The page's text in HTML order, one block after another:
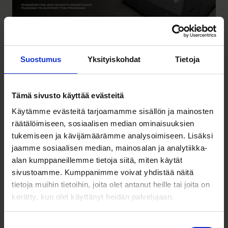
Suostumus Yksityiskohdat Tietoja
Tämä sivusto käyttää evästeitä
Käytämme evästeitä tarjoamamme sisällön ja mainosten
räätälöimiseen, sosiaalisen median ominaisuuksien
tukemiseen ja kävijämäärämme analysoimiseen. Lisäksi
jaamme sosiaalisen median, mainosalan ja analytiikka-
alan kumppaneillemme tietoja siitä, miten käytät
sivustoamme. Kumppanimme voivat yhdistää näitä
tietoja muihin tietoihin, joita olet antanut heille tai joita on
kerätty, kun olet käyttänyt heidän palvelujaan.
Varjolta uusi XR-tuotesarja,
miljoonan T&K-hanke
Ammattikäyttöön tarkoitettujen VR- ja XR-lasien
ja -ympäristöjen valmistaja Varjo ja saksalainen
Rheinmetall ovat käynnistäneet yhteistyön:
Varjon uusi XR-4-sarja otetaan käyttöön
Rheinmetallin ajosimulaattoreissa, joita käytetään
puolustusvoimissa ja teollisuudessa.